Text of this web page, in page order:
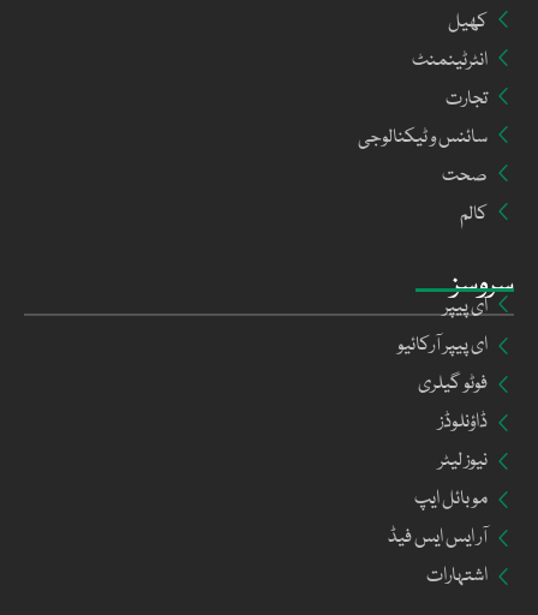
سروسز
ای پیپر
ای پیپر آرکائیو
فوٹو گیلری
ڈاؤنلوڈز
نیوز لیٹر
موبائل ایپ
آر ایس ایس فیڈ
اشتہارات
کھیل
انٹرٹینمنٹ
تجارت
سائنس و ٹیکنالوجی
صحت
کالم